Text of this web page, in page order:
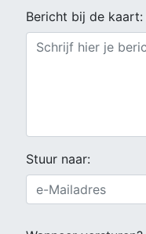
Bericht bij de kaart:
Stuur naar: